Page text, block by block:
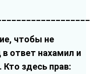
чтобы не
в ответ нахамил и
Кто здесь прав: